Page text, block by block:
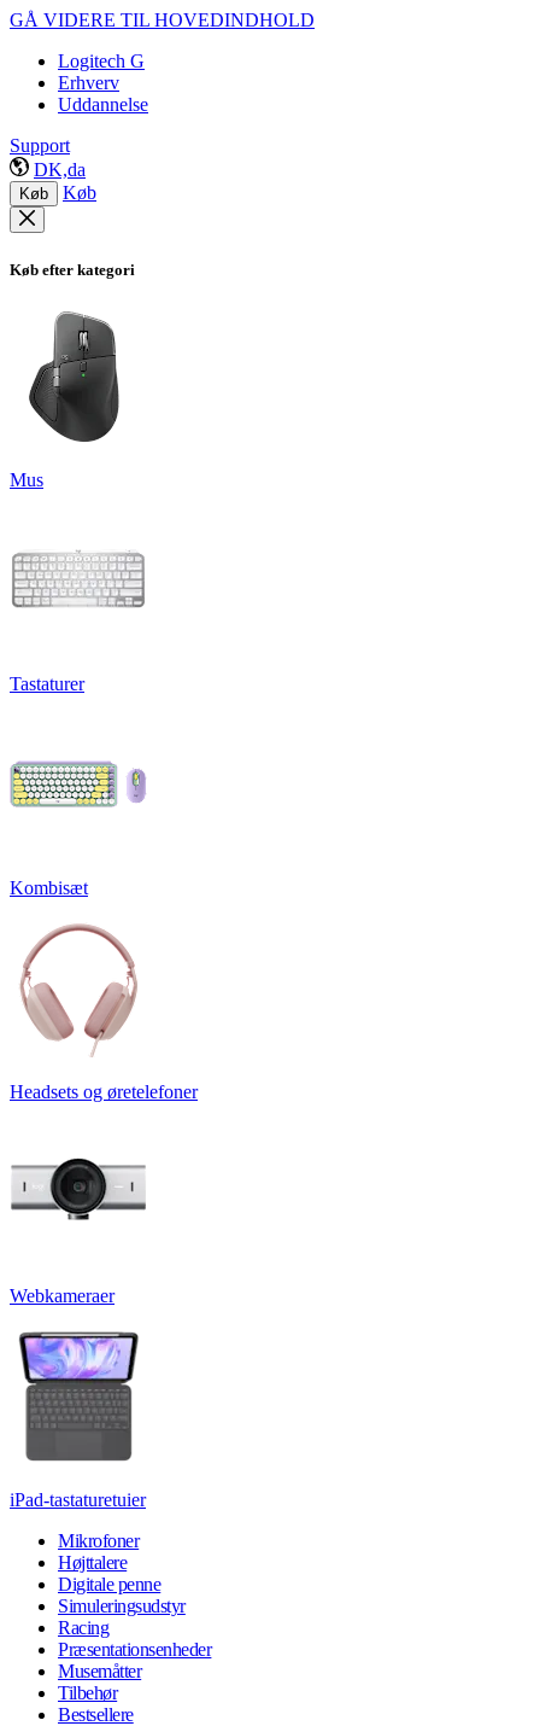
GÅ VIDERE TIL HOVEDINDHOLD
Logitech G
Erhverv
Uddannelse
Support
DK,da
Køb Køb
Køb efter kategori
Mus
Tastaturer
Kombisæt
Headsets og øretelefoner
Webkameraer
iPad-tastaturetuier
Mikrofoner
Højttalere
Digitale penne
Simuleringsudstyr
Racing
Præsentationsenheder
Musemåtter
Tilbehør
Bestsellere